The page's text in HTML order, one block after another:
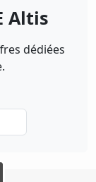
Altis
dédiées